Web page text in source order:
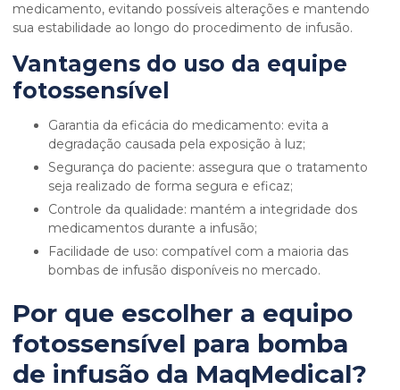
medicamento, evitando possíveis alterações e mantendo
sua estabilidade ao longo do procedimento de infusão.
Vantagens do uso da equipe
fotossensível
Garantia da eficácia do medicamento: evita a
degradação causada pela exposição à luz;
Segurança do paciente: assegura que o tratamento
seja realizado de forma segura e eficaz;
Controle da qualidade: mantém a integridade dos
medicamentos durante a infusão;
Facilidade de uso: compatível com a maioria das
bombas de infusão disponíveis no mercado.
Por que escolher a equipo
fotossensível para bomba
de infusão da MaqMedical?